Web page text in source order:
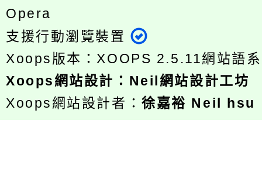
Opera
支援行動瀏覽裝置
Xoops版本：XOOPS 2.5.11網站語
Xoops網站設計 ： Neil網站設計工坊
Xoops網站設計者：徐嘉裕 Neil hsu